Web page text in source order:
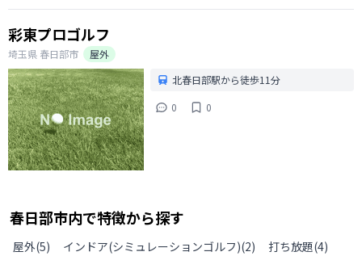
彩東プロゴルフ
埼玉県 春日部市
屋外
北春日部駅から徒歩11分
0
0
春日部市内で特徴から探す
屋外(5) インドア(シミュレーションゴルフ)(2) 打ち放題(4)